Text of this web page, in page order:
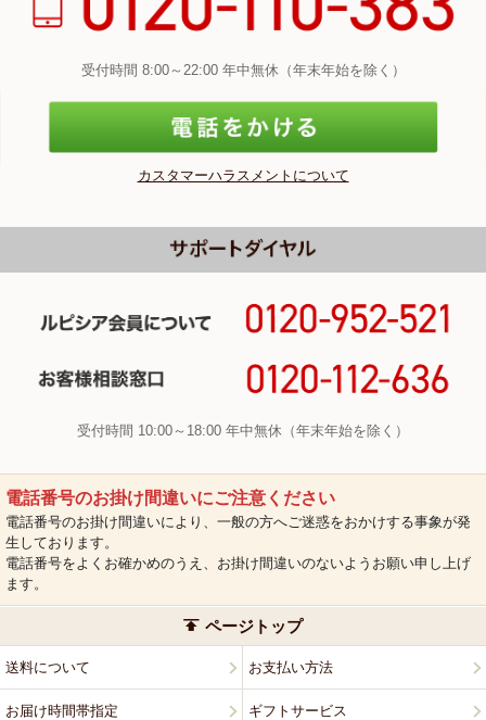
受付時間 8:00～22:00 年中無休（年末年始を除く）
カスタマーハラスメントについて
受付時間 10:00～18:00 年中無休（年末年始を除く）
電話番号のお掛け間違いにご注意ください
電話番号のお掛け間違いにより、一般の方へご迷惑をおかけする事象が発
生しております。
電話番号をよくお確かめのうえ、お掛け間違いのないようお願い申し上げ
ます。
ページトップ
送料について お支払い方法
お届け時間帯指定 ギフトサービス